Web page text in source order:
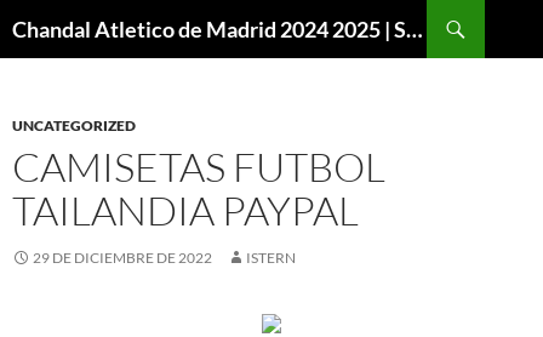
Chandal Atletico de Madrid 2024 2025 | SuperVigo
UNCATEGORIZED
CAMISETAS FUTBOL
TAILANDIA PAYPAL
29 DE DICIEMBRE DE 2022 ISTERN